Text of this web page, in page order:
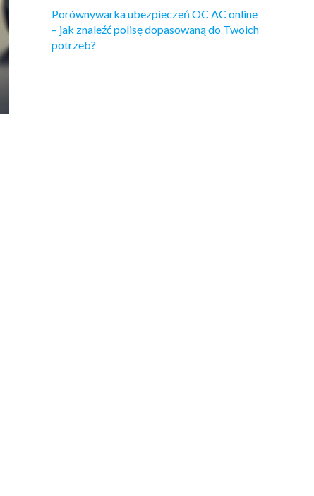
Porównywarka ubezpieczeń OC AC online
– jak znaleźć polisę dopasowaną do Twoich
potrzeb?